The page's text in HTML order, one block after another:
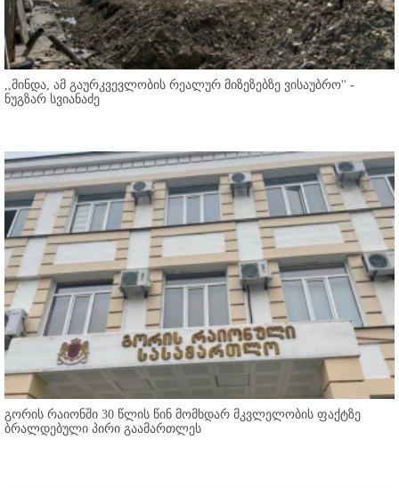
,,მინდა, ამ გაურკვევლობის რეალურ მიზეზებზე ვისაუბრო'' -
ნუგზარ სვიანაძე
გორის რაიონში 30 წლის წინ მომხდარ მკვლელობის ფაქტზე
ბრალდებული პირი გაამართლეს